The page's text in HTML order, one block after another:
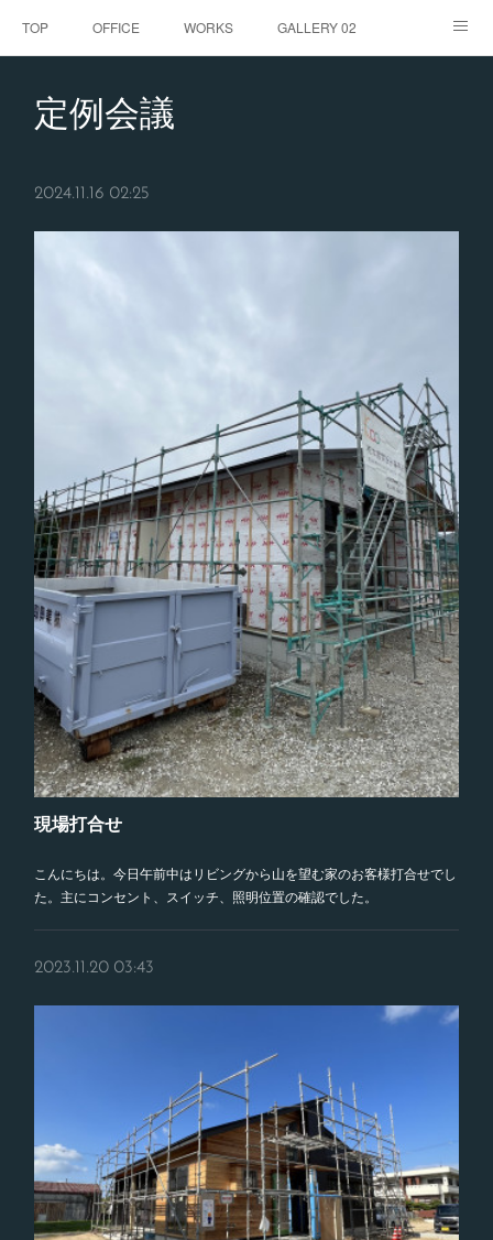
TOP OFFICE WORKS GALLERY 02
ABOUT
定例会議
2024.11.16 02:25
現場打合せ
こんにちは。今日午前中はリビングから山を望む家のお客様打合せでし
た。主にコンセント、スイッチ、照明位置の確認でした。
2023.11.20 03:43